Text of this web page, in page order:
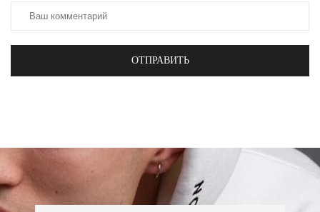
ОТПРАВИТЬ